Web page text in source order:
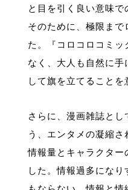
と目を引く良い意味で
そのために、極限まで
た。『コロコロコミ
なく、大人も自然に手
して旗を立てることを
さらに、漫画雑誌とし
う、エンタメの凝縮さ
情報量とキャラクター
した。情報過多にな